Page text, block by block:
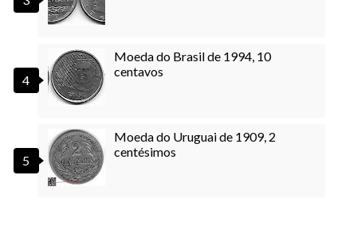
Moeda do Brasil de 1994, 10
centavos
Moeda do Uruguai de 1909, 2
centésimos